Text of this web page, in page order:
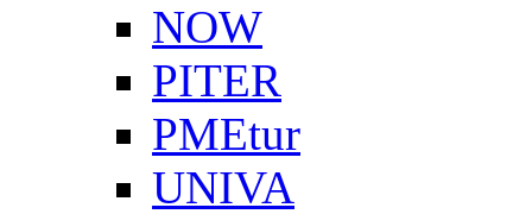
NOW
PITER
PMEtur
UNIVA